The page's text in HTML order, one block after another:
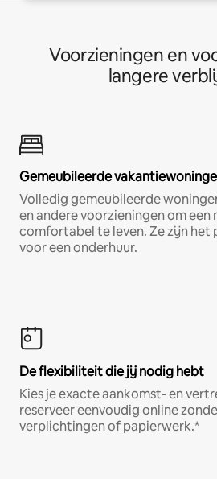
Voorzieningen en
langere
Gemeubileerde
Volledig gemeubileerde
en andere voorzieningen om een
comfortabel te leven. Ze zijn
voor een onderhuur.
De flexibiliteit die jij nodig hebt
Kies je exacte aankomst- en
reserveer eenvoudig online
verplichtingen of papierwerk.*